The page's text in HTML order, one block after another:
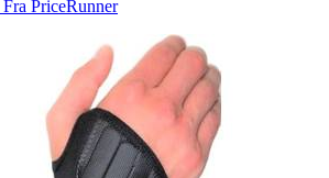
Fra PriceRunner